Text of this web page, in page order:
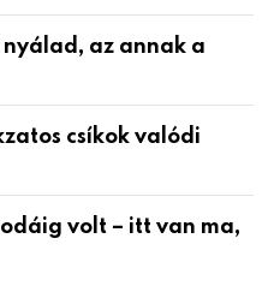
az annak a
csíkok valódi
volt – itt van ma,